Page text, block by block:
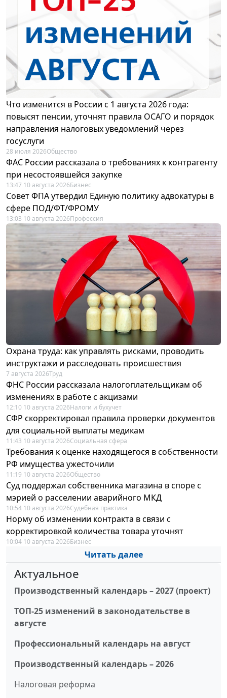
Что изменится в России с 1 августа 2026 года:
повысят пенсии, уточнят правила ОСАГО и порядок
направления налоговых уведомлений через
госуслуги
28 июля 2026Общество
ФАС России рассказала о требованиях к контрагенту
при несостоявшейся закупке
13:47 10 августа 2026Бизнес
Совет ФПА утвердил Единую политику адвокатуры в
сфере ПОД/ФТ/ФРОМУ
13:03 10 августа 2026Профессия
Охрана труда: как управлять рисками, проводить
инструктажи и расследовать происшествия
7 августа 2026Труд
ФНС России рассказала налогоплательщикам об
изменениях в работе с акцизами
12:10 10 августа 2026Налоги и бухучет
СФР скорректировал правила проверки документов
для социальной выплаты медикам
11:43 10 августа 2026Социальная сфера
Требования к оценке находящегося в собственности
РФ имущества ужесточили
11:19 10 августа 2026Общество
Суд поддержал собственника магазина в споре с
мэрией о расселении аварийного МКД
10:54 10 августа 2026Судебная практика
Норму об изменении контракта в связи с
корректировкой количества товара уточнят
10:04 10 августа 2026Бизнес
Читать далее
Актуальное
Производственный календарь – 2027 (проект)
ТОП-25 изменений в законодательстве в
августе
Профессиональный календарь на август
Производственный календарь – 2026
Налоговая реформа